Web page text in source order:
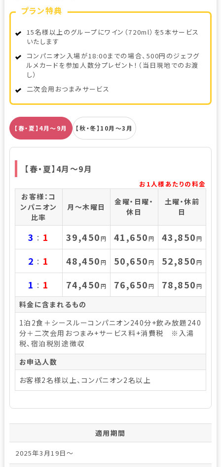
プラン特典
15名様以上のグループにワイン（720ml）を5本サービス
いたします
コンパニオン入場が18:00までの場合、500円のジェフグ
ルメカードを参加人数分プレゼント！（当日現地でのお渡
し）
二次会用おつまみサービス
【春・夏】4月～9月 【秋・冬】10月～3月
【春・夏】4月～9月
お1人様あたりの料金
お客様：コ
ンパニオン
比率
月～木曜日
金曜・日曜・
休日
土曜・休前
日
3 ： 1 39,450円 41,650円 43,850円
2 ： 1 48,450円 50,650円 52,850円
1 ： 1 74,450円 76,650円 78,850円
料金に含まれるもの
1泊2食＋シースルーコンパニオン240分+飲み放題240
分＋二次会用おつまみ+サービス料+消費税 ※入湯
税、宿泊税別途徴収
お申込人数
お客様2名様以上、コンパニオン2名以上
適用期間
2025年3月19日～